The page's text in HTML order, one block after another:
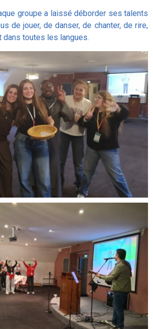
groupe a laissé déborder ses talents
de jouer, de danser, de chanter, de rire,
dans toutes les langues.